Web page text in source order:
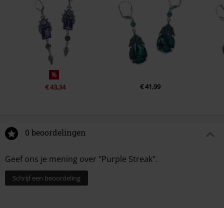
%
€ 43,34 € 41,99
0 beoordelingen
Geef ons je mening over "Purple Streak".
Schrijf een beoordeling